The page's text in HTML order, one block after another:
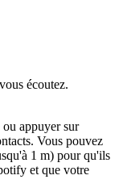
écoutez.
appuyer sur
Vous pouvez
1 m) pour qu'ils
et que votre